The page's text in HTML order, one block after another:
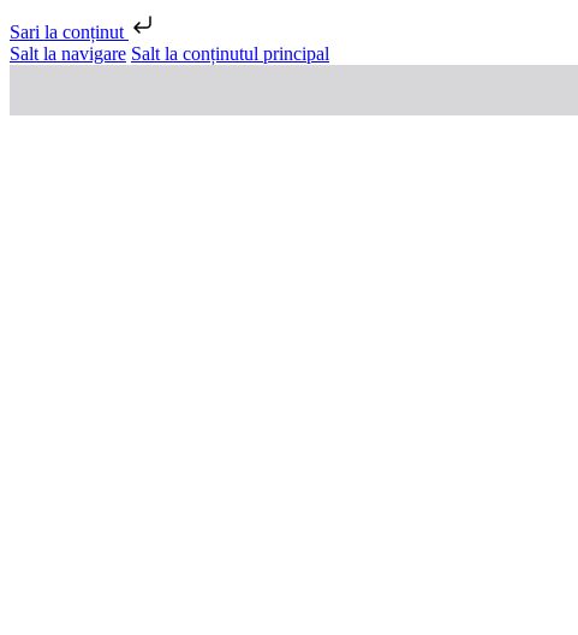
Sari la conținut
Salt la navigare Salt la conținutul principal